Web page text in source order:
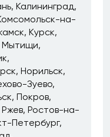
Калининград
на-
Курск
Мытищи
Норильск
Зуево
Покров
Ржев Ростов-на-
Петербург